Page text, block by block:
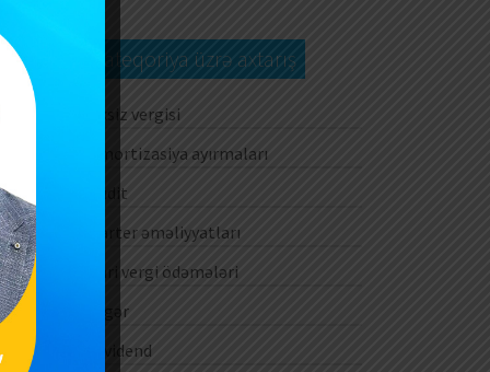
Kateqoriya üzrə axtarış
Aksiz vergisi
Amortizasiya ayırmaları
Audit
Barter əməliyyatları
Cari vergi ödəmələri
Digər
Dividend